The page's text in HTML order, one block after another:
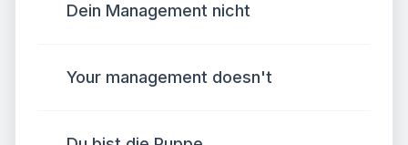
Dein Management nicht
Your management doesn't